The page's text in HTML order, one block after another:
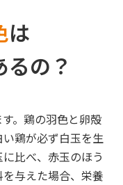
は
の？
。鶏の羽色と卵殻
鶏が必ず白玉を生
比べ、赤玉のほう
与えた場合、栄養